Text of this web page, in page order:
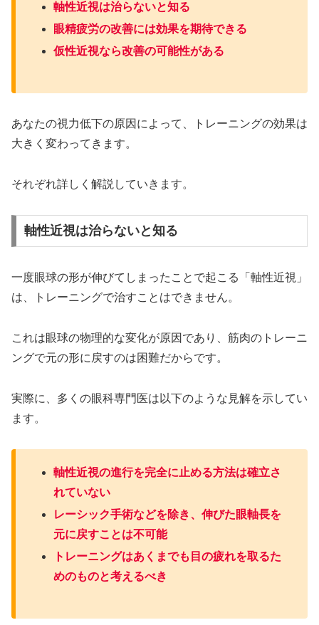
軸性近視は治らないと知る
眼精疲労の改善には効果を期待できる
仮性近視なら改善の可能性がある
あなたの視力低下の原因によって、トレーニングの効果は
大きく変わってきます。
それぞれ詳しく解説していきます。
軸性近視は治らないと知る
一度眼球の形が伸びてしまったことで起こる「軸性近視」
は、トレーニングで治すことはできません。
これは眼球の物理的な変化が原因であり、筋肉のトレーニ
ングで元の形に戻すのは困難だからです。
実際に、多くの眼科専門医は以下のような見解を示してい
ます。
軸性近視の進行を完全に止める方法は確立さ
れていない
レーシック手術などを除き、伸びた眼軸長を
元に戻すことは不可能
トレーニングはあくまでも目の疲れを取るた
めのものと考えるべき